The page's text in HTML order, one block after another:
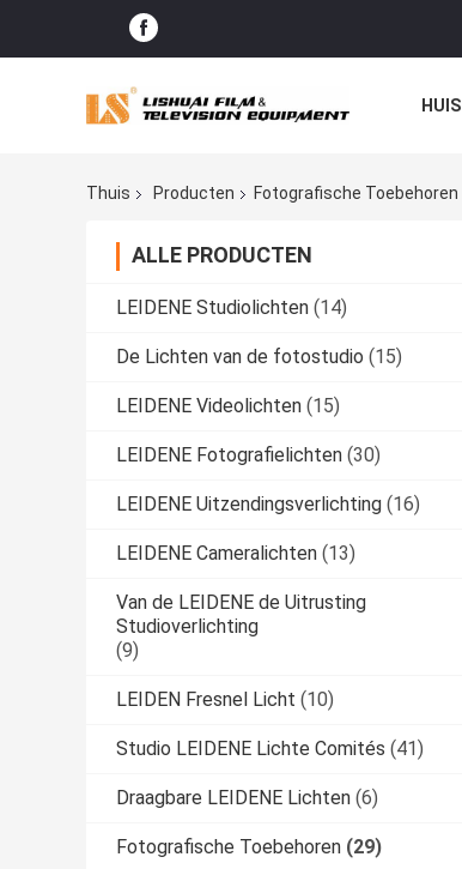
HUIS
Thuis
Producten Fotografische Toebehoren
ALLE PRODUCTEN
LEIDENE Studiolichten (14)
De Lichten van de fotostudio (15)
LEIDENE Videolichten (15)
LEIDENE Fotografielichten (30)
LEIDENE Uitzendingsverlichting (16)
LEIDENE Cameralichten (13)
Van de LEIDENE de Uitrusting
Studioverlichting
(9)
LEIDEN Fresnel Licht (10)
Studio LEIDENE Lichte Comités (41)
Draagbare LEIDENE Lichten (6)
Fotografische Toebehoren (29)